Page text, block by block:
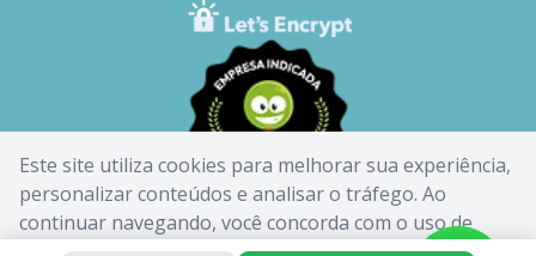
Este site utiliza cookies para melhorar sua experiência,
personalizar conteúdos e analisar o tráfego. Ao
continuar navegando, você concorda com o uso de